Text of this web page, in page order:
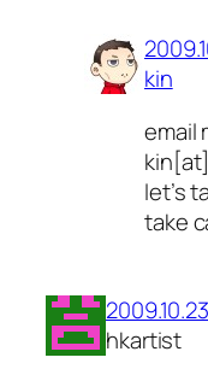
kin
email
let’s
take
2009.10.23
hkartist